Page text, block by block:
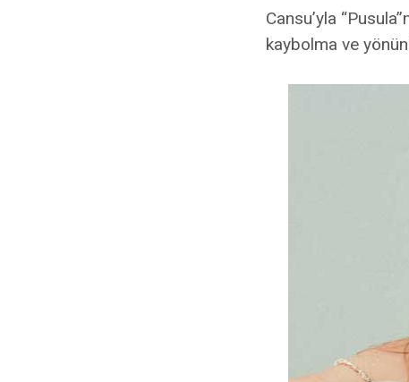
Cansu’yla
kaybolma ve